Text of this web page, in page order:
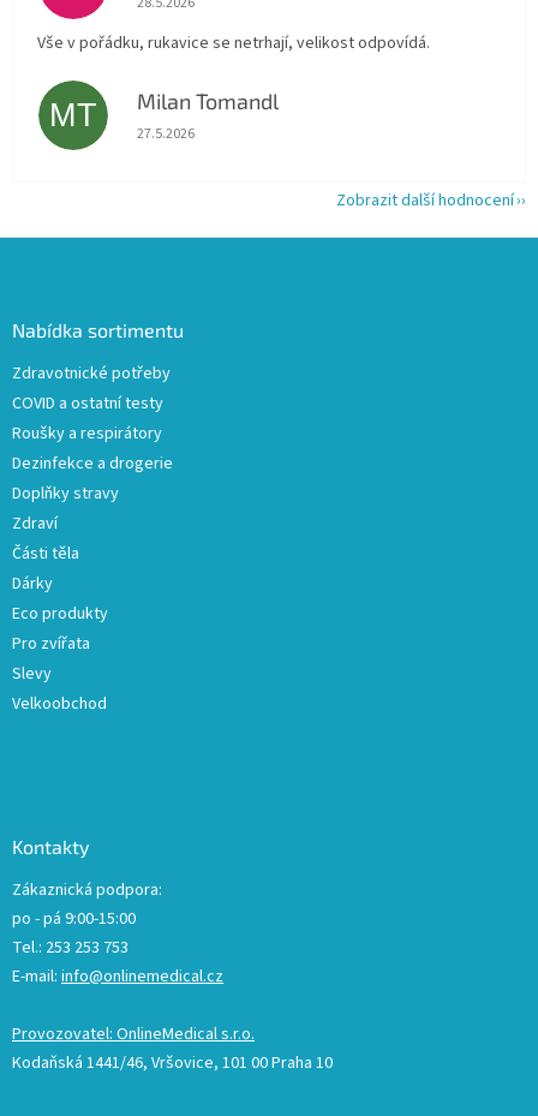
Vše v pořádku, rukavice se netrhají, velikost odpovídá.
MT Milan Tomandl
Hodnocení obchodu je 5 z 5 hvězdiček.
27.5.2026
Zobrazit další hodnocení
Nabídka sortimentu
Zdravotnické potřeby
COVID a ostatní testy
Roušky a respirátory
Dezinfekce a drogerie
Doplňky stravy
Zdraví
Části těla
Dárky
Eco produkty
Pro zvířata
Slevy
Velkoobchod
Kontakty
Zákaznická podpora:
po - pá 9:00-15:00
Tel.: 253 253 753
E-mail: info@onlinemedical.cz
Provozovatel: OnlineMedical s.r.o.
Kodaňská 1441/46, Vršovice, 101 00 Praha 10